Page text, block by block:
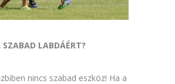
SZABAD LABDÁÉRT?
nincs szabad eszköz! Ha a